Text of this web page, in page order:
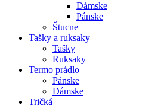
Dámske
Pánske
Štucne
Tašky a ruksaky
Tašky
Ruksaky
Termo prádlo
Pánske
Dámske
Tričká